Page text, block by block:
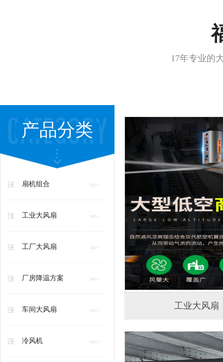
17年专业的
产品分类
扇机组合
工业大风扇
工厂大风扇
厂房降温方案
车间大风扇
冷风机
工业大风扇